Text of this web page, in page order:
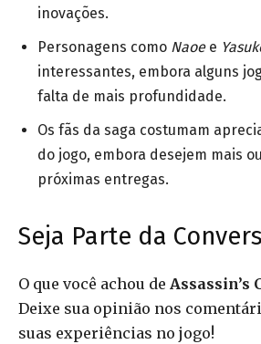
inovações.
Personagens como Naoee
interessantes, embora alguns
falta de mais profundidade.
Os fãs da saga costumam
do jogo, embora desejem mais
próximas entregas.
Seja Parte da
O que você achou de Assassin’s
Deixe sua opinião nos
suas experiências no jogo!